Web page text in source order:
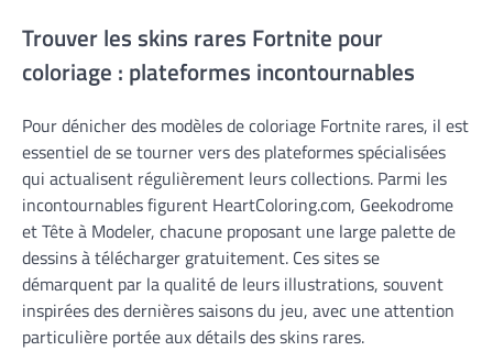
Trouver les skins rares Fortnite pour
coloriage : plateformes incontournables
Pour dénicher des modèles de coloriage Fortnite rares, il est
essentiel de se tourner vers des plateformes spécialisées
qui actualisent régulièrement leurs collections. Parmi les
incontournables figurent HeartColoring.com, Geekodrome
et Tête à Modeler, chacune proposant une large palette de
dessins à télécharger gratuitement. Ces sites se
démarquent par la qualité de leurs illustrations, souvent
inspirées des dernières saisons du jeu, avec une attention
particulière portée aux détails des skins rares.